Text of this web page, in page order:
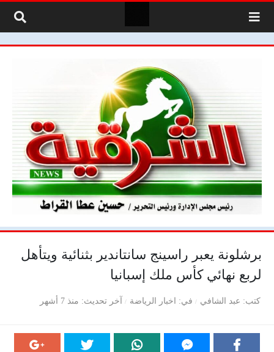
برشلونة يعبر راسينج سانتاندير بثنائية ويتأهل
لربع نهائي كأس ملك إسبانيا
كتب عبد الشافي في اخبار الرياضة آخر تحديث منذ 7 أشهر